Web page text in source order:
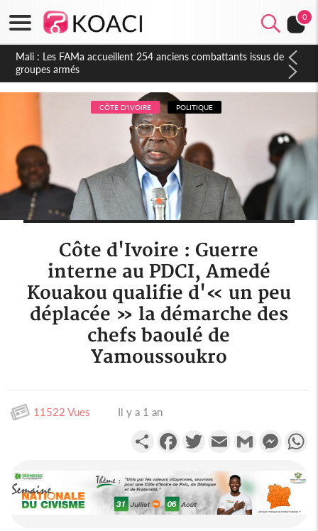
0
Côte d'Ivoire : Election FIF, le frère de feu Sidy Diallo se lance
dans la course
CÔTE D'IVOIRE POLITIQUE
Côte d'Ivoire : Guerre
interne au PDCI, Amedé
Kouakou qualifie d'« un peu
déplacée » la démarche des
chefs baoulé de
Yamoussoukro
11522 Vues Il y a 1 an
PartagerFacebookTwitterEmail Gmail